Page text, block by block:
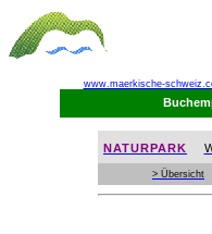
www.maerkische-
NATURPARK
> Übersicht